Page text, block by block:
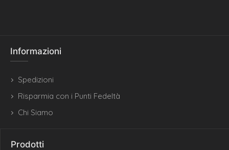
Informazioni
Spedizioni
Risparmia con i Punti Fedeltà
Chi Siamo
Prodotti